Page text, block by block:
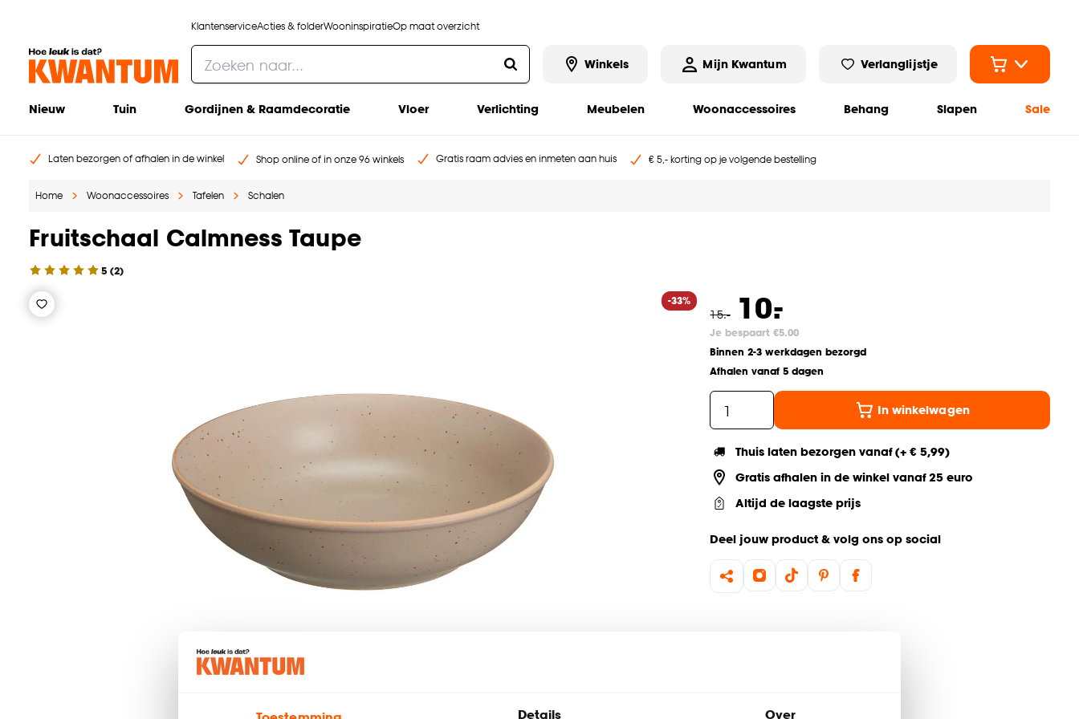
Details Over
KlantenserviceActies & folderWooninspiratieOp maat overzicht
Winkels Mijn Kwantum Verlanglijstje
Nieuw Tuin Gordijnen & Raamdecoratie Vloer Verlichting Meubelen Woonaccessoires Behang Slapen Sale
Laten bezorgen of afhalen in de winkel Shop online of in onze 96 winkels Gratis raam advies en inmeten aan huis € 5,- korting op je volgende bestelling
Home Woonaccessoires Tafelen Schalen
Fruitschaal Calmness Taupe
5 (2)
-33%
15.- 10.
-
Je bespaart €5.00
Binnen 2-3 werkdagen bezorgd
Afhalen vanaf 5 dagen
In winkelwagen
Thuis laten bezorgen vanaf (+ € 5,99)
Gratis afhalen in de winkel vanaf 25 euro
Altijd de laagste prijs
Deel jouw product & volg ons op social